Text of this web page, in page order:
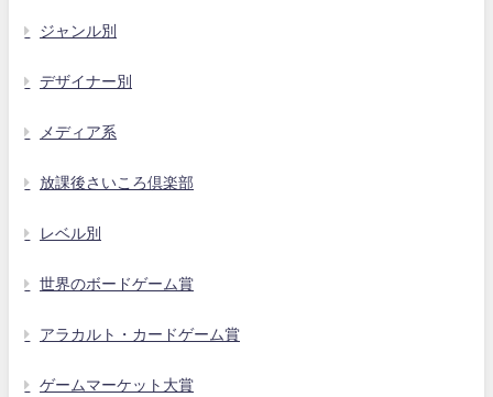
ジャンル別
デザイナー別
メディア系
放課後さいころ倶楽部
レベル別
世界のボードゲーム賞
アラカルト・カードゲーム賞
ゲームマーケット大賞